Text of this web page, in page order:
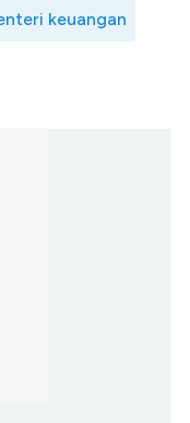
keuangan